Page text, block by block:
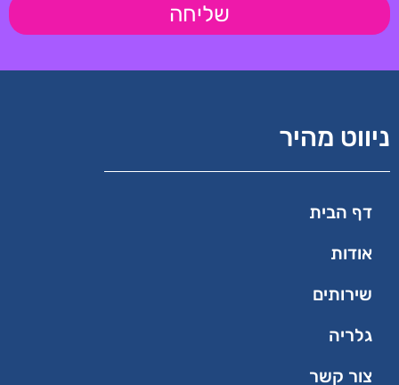
שליחה
ניווט מהיר
דף הבית
אודות
שירותים
גלריה
צור קשר